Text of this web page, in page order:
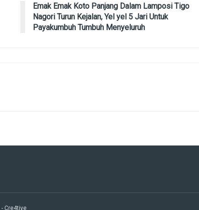
Emak Emak Koto Panjang Dalam Lamposi Tigo
Nagori Turun Kejalan, Yel yel 5 Jari Untuk
Payakumbuh Tumbuh Menyeluruh
- Cre4tive